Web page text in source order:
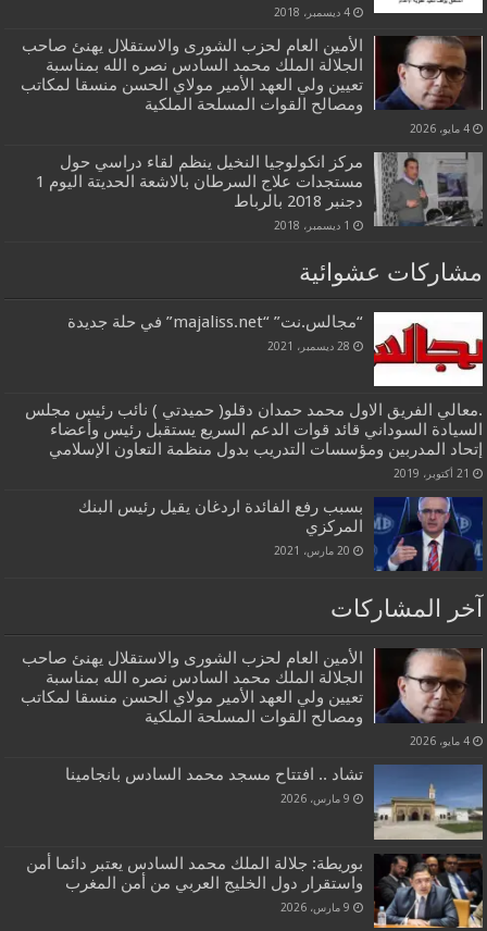
4 ديسمبر، 2018
الأمين العام لحزب الشورى والاستقلال يهنئ صاحب
الجلالة الملك محمد السادس نصره الله بمناسبة
تعيين ولي العهد الأمير مولاي الحسن منسقا لمكاتب
ومصالح القوات المسلحة الملكية
4 مايو، 2026
مركز انكولوجيا النخيل ينظم لقاء دراسي حول
مستجدات علاج السرطان بالاشعة الحديتة اليوم 1
دجنبر 2018 بالرباط
1 ديسمبر، 2018
مشاركات عشوائية
“مجالس.نت” “majaliss.net” في حلة جديدة
28 ديسمبر، 2021
.معالي الفريق الاول محمد حمدان دقلو( حميدتي ) نائب رئيس مجلس
السيادة السوداني قائد قوات الدعم السريع يستقبل رئيس وأعضاء
إتحاد المدربين ومؤسسات التدريب بدول منظمة التعاون الإسلامي
21 أكتوبر، 2019
بسبب رفع الفائدة اردغان يقيل رئيس البنك
المركزي
20 مارس، 2021
آخر المشاركات
الأمين العام لحزب الشورى والاستقلال يهنئ صاحب
الجلالة الملك محمد السادس نصره الله بمناسبة
تعيين ولي العهد الأمير مولاي الحسن منسقا لمكاتب
ومصالح القوات المسلحة الملكية
4 مايو، 2026
تشاد .. افتتاح مسجد محمد السادس بانجامينا
9 مارس، 2026
بوريطة: جلالة الملك محمد السادس يعتبر دائما أمن
واستقرار دول الخليج العربي من أمن المغرب
9 مارس، 2026